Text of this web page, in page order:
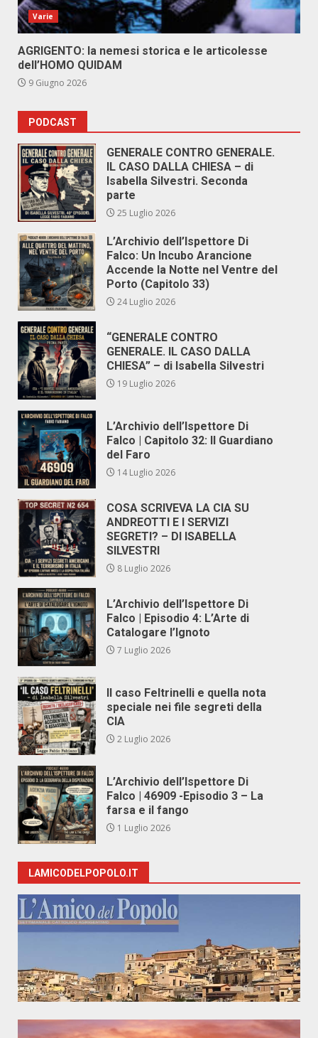
Varie
AGRIGENTO: la nemesi storica e le articolesse
dell’HOMO QUIDAM
9 Giugno 2026
PODCAST
GENERALE CONTRO GENERALE.
IL CASO DALLA CHIESA – di
Isabella Silvestri. Seconda
parte
25 Luglio 2026
L’Archivio dell’Ispettore Di
Falco: Un Incubo Arancione
Accende la Notte nel Ventre del
Porto (Capitolo 33)
24 Luglio 2026
“GENERALE CONTRO
GENERALE. IL CASO DALLA
CHIESA” – di Isabella Silvestri
19 Luglio 2026
L’Archivio dell’Ispettore Di
Falco | Capitolo 32: Il Guardiano
del Faro
14 Luglio 2026
COSA SCRIVEVA LA CIA SU
ANDREOTTI E I SERVIZI
SEGRETI? – DI ISABELLA
SILVESTRI
8 Luglio 2026
L’Archivio dell’Ispettore Di
Falco | Episodio 4: L’Arte di
Catalogare l’Ignoto
7 Luglio 2026
Il caso Feltrinelli e quella nota
speciale nei file segreti della
CIA
2 Luglio 2026
L’Archivio dell’Ispettore Di
Falco | 46909 -Episodio 3 – La
farsa e il fango
1 Luglio 2026
LAMICODELPOPOLO.IT